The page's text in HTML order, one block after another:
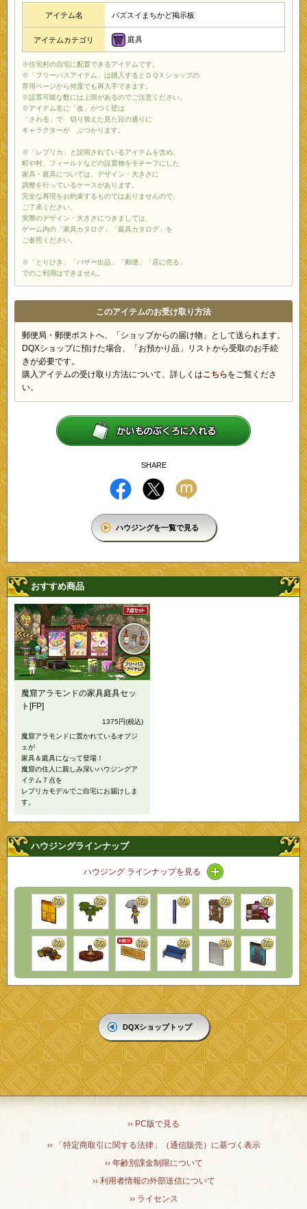
アイテム名 バズスイまちかど掲示板
アイテムカテゴリ 庭具
※住宅村の自宅に配置できるアイテムです。
※「フリーパスアイテム」は購入するとＤＱＸショップの
専用ページから何度でも再入手できます。
※設置可能な数には上限があるのでご注意ください。
※アイテム名に「改」がつく壁は
「さわる」で 切り替えた見た目の通りに
キャラクターが ぶつかります。
※「レプリカ」と説明されているアイテムを含め、
町や村、フィールドなどの設置物をモチーフにした
家具・庭具については、デザイン・大きさに
調整を行っているケースがあります。
完全な再現をお約束するものではありませんので、
ご了承ください。
実際のデザイン・大きさにつきましては、
ゲーム内の「家具カタログ」「庭具カタログ」を
ご参照ください。
※「とりひき」「バザー出品」「郵便」「店に売る」
でのご利用はできません。
このアイテムのお受け取り方法
郵便局・郵便ポストへ、「ショップからの届け物」として送られます。
DQXショップに預けた場合、「お預かり品」リストから受取のお手続
きが必要です。
購入アイテムの受け取り方法について、詳しくはこちらをご覧くださ
い。
SHARE
ハウジングを一覧で見る
おすすめ商品
魔窟アラモンドの家具庭具セッ
ト[FP]
1375円(税込)
魔窟アラモンドに置かれているオブジ
ェが
家具＆庭具になって登場！
魔窟の住人に親しみ深いハウジングア
イテム７点を
レプリカモデルでご自宅にお届けしま
す。
ハウジングラインナップ
ハウジング ラインナップを見る アイコン / ラインナ
DQXショップトップ
›› PC版で見る
›› 「特定商取引に関する法律」（通信販売）に基づく表示
›› 年齢別課金制限について
›› 利用者情報の外部送信について
›› ライセンス